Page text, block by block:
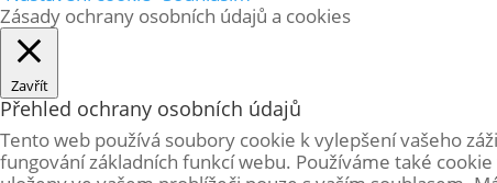
Zásady ochrany osobních údajů a cookies
Zavřít
Přehled ochrany osobních údajů
Tento web používá soubory cookie k vylepšení vašeho
fungování základních funkcí webu. Používáme také